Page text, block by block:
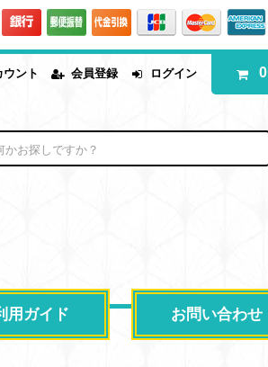
ウント 会員登録 ログイン 0
用ガイド お問い合わせ